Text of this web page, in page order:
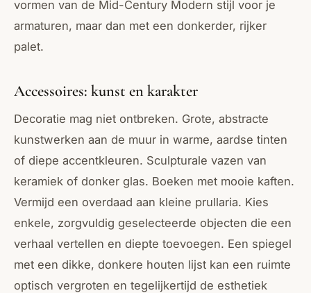
vormen van de Mid-Century Modern stijl voor je
armaturen, maar dan met een donkerder, rijker
palet.
Accessoires: kunst en karakter
Decoratie mag niet ontbreken. Grote, abstracte
kunstwerken aan de muur in warme, aardse tinten
of diepe accentkleuren. Sculpturale vazen van
keramiek of donker glas. Boeken met mooie kaften.
Vermijd een overdaad aan kleine prullaria. Kies
enkele, zorgvuldig geselecteerde objecten die een
verhaal vertellen en diepte toevoegen. Een spiegel
met een dikke, donkere houten lijst kan een ruimte
optisch vergroten en tegelijkertijd de esthetiek